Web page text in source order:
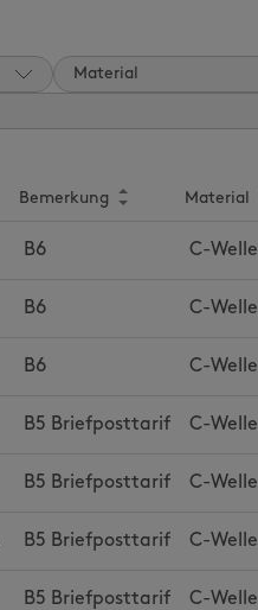
Material
Bemerkung Material
B6 C-Welle
B6 C-Welle
B6 C-Welle
B5 Briefposttarif C-Welle
B5 Briefposttarif C-Welle
B5 Briefposttarif C-Welle
B5 Briefposttarif C-Welle